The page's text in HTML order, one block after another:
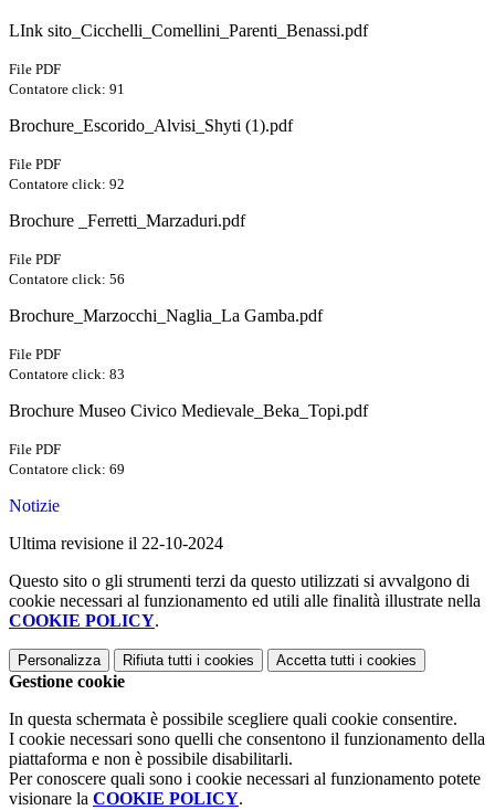
LInk sito_Cicchelli_Comellini_Parenti_Benassi.pdf
File PDF
Contatore click: 91
Brochure_Escorido_Alvisi_Shyti (1).pdf
File PDF
Contatore click: 92
Brochure _Ferretti_Marzaduri.pdf
File PDF
Contatore click: 56
Brochure_Marzocchi_Naglia_La Gamba.pdf
File PDF
Contatore click: 83
Brochure Museo Civico Medievale_Beka_Topi.pdf
File PDF
Contatore click: 69
Notizie
Ultima revisione il 22-10-2024
Questo sito o gli strumenti terzi da questo utilizzati si avvalgono di
cookie necessari al funzionamento ed utili alle finalità illustrate nella
COOKIE POLICY.
Personalizza Rifiuta tutti i cookies Accetta tutti i cookies
Gestione cookie
In questa schermata è possibile scegliere quali cookie consentire.
I cookie necessari sono quelli che consentono il funzionamento della
piattaforma e non è possibile disabilitarli.
Per conoscere quali sono i cookie necessari al funzionamento potete
visionare la COOKIE POLICY.